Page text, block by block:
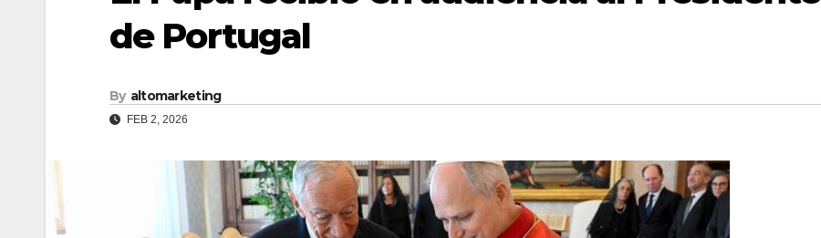
de Portugal
By altomarketing
FEB 2, 2026